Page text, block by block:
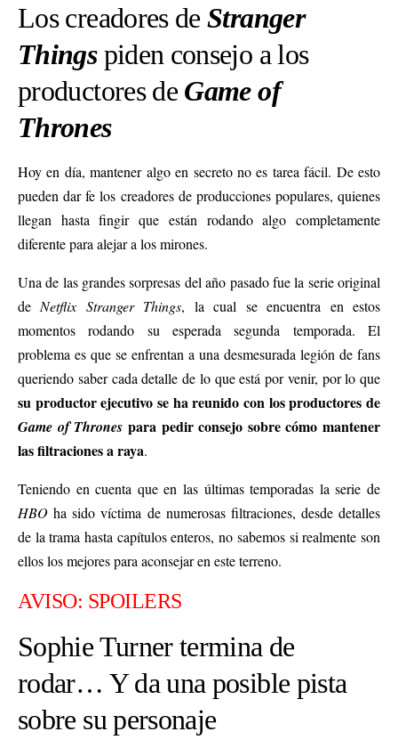
Los creadores deStranger
Thingspiden consejo a los
productores de Game of
Thrones
Hoy en día, mantener algo en secreto no es tarea fácil. De esto
pueden dar fe los creadores de producciones populares, quienes
llegan hasta fingir que están rodando algo completamente
diferente para alejar a los mirones.
Una de las grandes sorpresas del año pasado fue la serie original
de Netflix Stranger Things, la cual se encuentra en estos
momentos rodando su esperada segunda temporada. El
problema es que se enfrentan a una desmesurada legión de fans
queriendo saber cada detalle de lo que está por venir, por lo que
su productor ejecutivo se ha reunido con los productores de
Game of Thrones para pedir consejo sobre cómo mantener
las filtraciones a raya.
Teniendo en cuenta que en las últimas temporadas la serie de
HBO ha sido víctima de numerosas filtraciones, desde detalles
de la trama hasta capítulos enteros, no sabemos si realmente son
ellos los mejores para aconsejar en este terreno.
AVISO: SPOILERS
Sophie Turner termina de
rodar… Y da una posible pista
sobre su personaje